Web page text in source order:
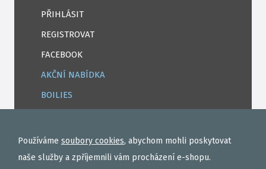
PŘIHLÁSIT
REGISTROVAT
FACEBOOK
AKČNÍ NABÍDKA
BOILIES
TEKUTÉ
OBALOVAČKY
Používáme soubory cookies, abychom mohli poskytovat
naše služby a zpříjemnili vám procházení e-shopu.